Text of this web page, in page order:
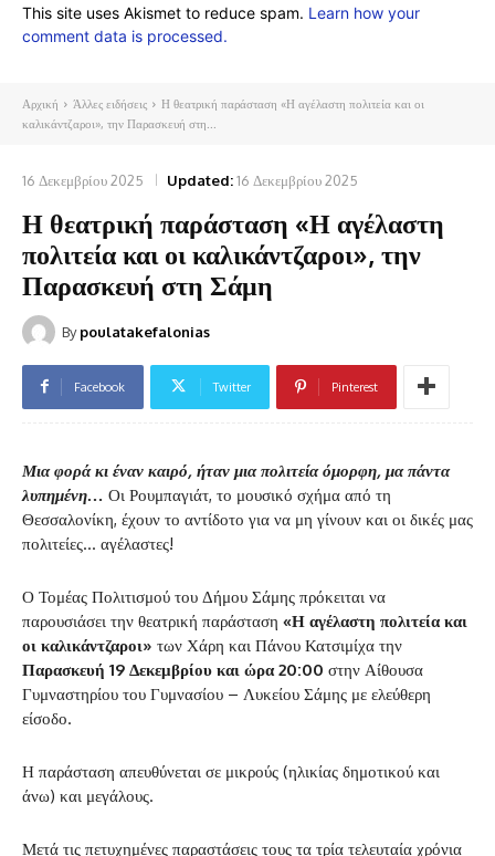
This site uses Akismet to reduce spam. Learn how your
comment data is processed.